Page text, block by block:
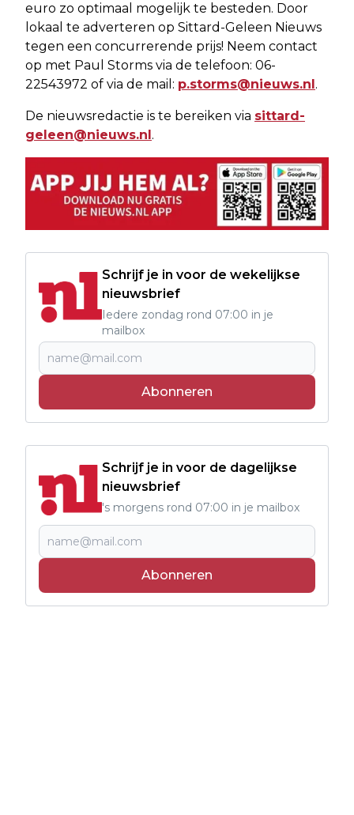
euro zo optimaal mogelijk te besteden. Door
lokaal te adverteren op Sittard-Geleen Nieuws
tegen een concurrerende prijs! Neem contact
op met Paul Storms via de telefoon: 06-
22543972 of via de mail: p.storms@nieuws.nl.
De nieuwsredactie is te bereiken via sittard-
geleen@nieuws.nl.
Schrijf je in voor de wekelijkse
nieuwsbrief
Iedere zondag rond 07:00 in je
mailbox
Abonneren
Schrijf je in voor de dagelijkse
nieuwsbrief
's morgens rond 07:00 in je mailbox
Abonneren